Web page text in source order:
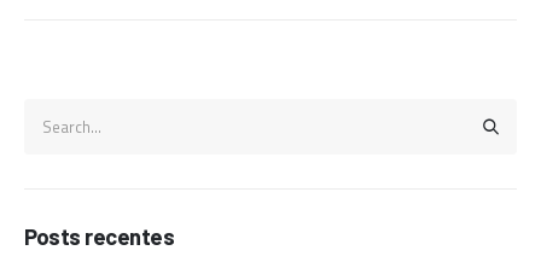
Posts recentes